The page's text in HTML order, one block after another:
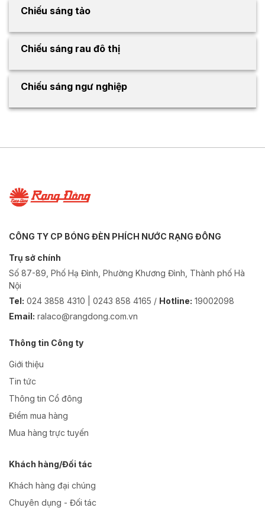
Chiếu sáng tảo
Chiếu sáng rau đô thị
Chiếu sáng ngư nghiệp
CÔNG TY CP BÓNG ĐÈN PHÍCH NƯỚC RẠNG ĐÔNG
Trụ sở chính
Số 87-89, Phố Hạ Đình, Phường Khương Đình, Thành phố Hà
Nội
Tel: 024 3858 4310 | 0243 858 4165 / Hotline: 19002098
Email: ralaco@rangdong.com.vn
Thông tin Công ty
Giới thiệu
Tin tức
Thông tin Cổ đông
Điểm mua hàng
Mua hàng trực tuyến
Khách hàng/Đối tác
Khách hàng đại chúng
Chuyên dụng - Đối tác